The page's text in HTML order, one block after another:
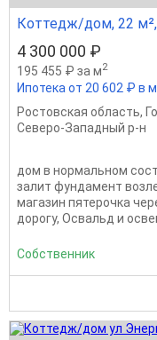
Коттедж/дом, 22
4 300 000 ₽
195 455 ₽ за м2
Ипотека от 20 602 ₽ в
Ростовская область,
Северо-Западный р-н
дом в нормальном
залит фундамент
магазин пятерочка
дорогу, Освальд и
Собственник